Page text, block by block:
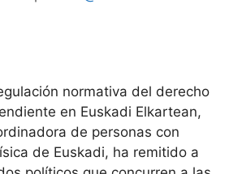
normativa del derecho
en Euskadi Elkartean,
de personas con
de Euskadi, ha remitido a